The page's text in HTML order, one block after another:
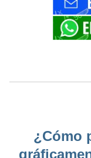
¿Cómo